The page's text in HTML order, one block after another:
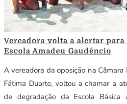
Vereadora volta a alertar para
Escola Amadeu Gaudêncio
A vereadora da oposição na Câmara
Fátima Duarte, voltou a chamar a
de degradação da Escola Básica